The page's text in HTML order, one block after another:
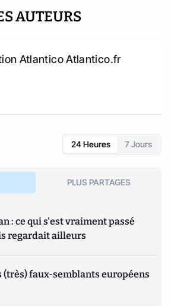
AUTEURS
Atlantico Atlantico.fr
24 Heures 7 Jours
PLUS PARTAGES
: ce qui s'est vraiment passé
regardait ailleurs
faux-semblants européens